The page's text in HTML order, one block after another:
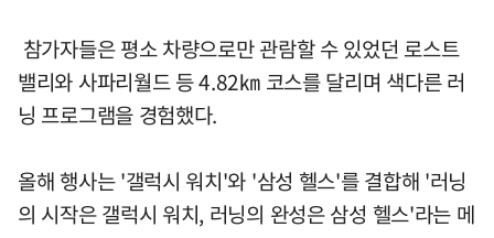
참가자들은 평소 차량으로만 관람할 수 있었던 로스트
밸리와 사파리월드 등 4.82㎞ 코스를 달리며 색다른 러
닝 프로그램을 경험했다.
올해 행사는 '갤럭시 워치'와 '삼성 헬스'를 결합해 '러닝
의 시작은 갤럭시 워치, 러닝의 완성은 삼성 헬스'라는 메